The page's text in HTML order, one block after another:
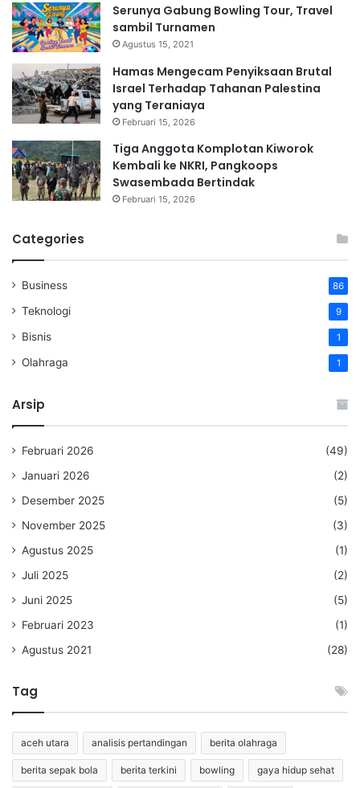
Serunya Gabung Bowling Tour, Travel
sambil Turnamen
Agustus 15, 2021
Hamas Mengecam Penyiksaan Brutal
Israel Terhadap Tahanan Palestina
yang Teraniaya
Februari 15, 2026
Tiga Anggota Komplotan Kiworok
Kembali ke NKRI, Pangkoops
Swasembada Bertindak
Februari 15, 2026
Categories
Business 86
Teknologi 9
Bisnis 1
Olahraga 1
Arsip
Februari 2026
(49)
Januari 2026
(2)
Desember 2025
(5)
November 2025
(3)
Agustus 2025
(1)
Juli 2025
(2)
Juni 2025
(5)
Februari 2023
(1)
Agustus 2021
(28)
Tag
aceh utara analisis pertandingan berita olahraga
berita sepak bola berita terkini bowling gaya hidup sehat